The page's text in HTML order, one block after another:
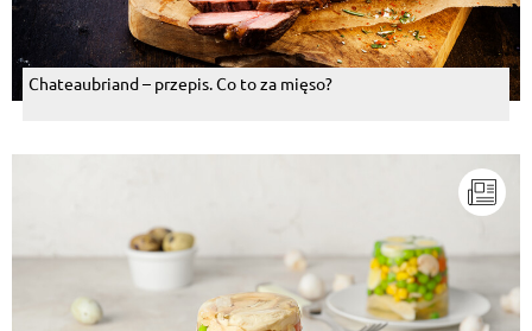
Chateaubriand – przepis. Co to za mięso?